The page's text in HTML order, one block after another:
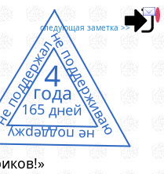
следующая заметка >>
не поддерживаю
не поддержу
4
года
165 дней